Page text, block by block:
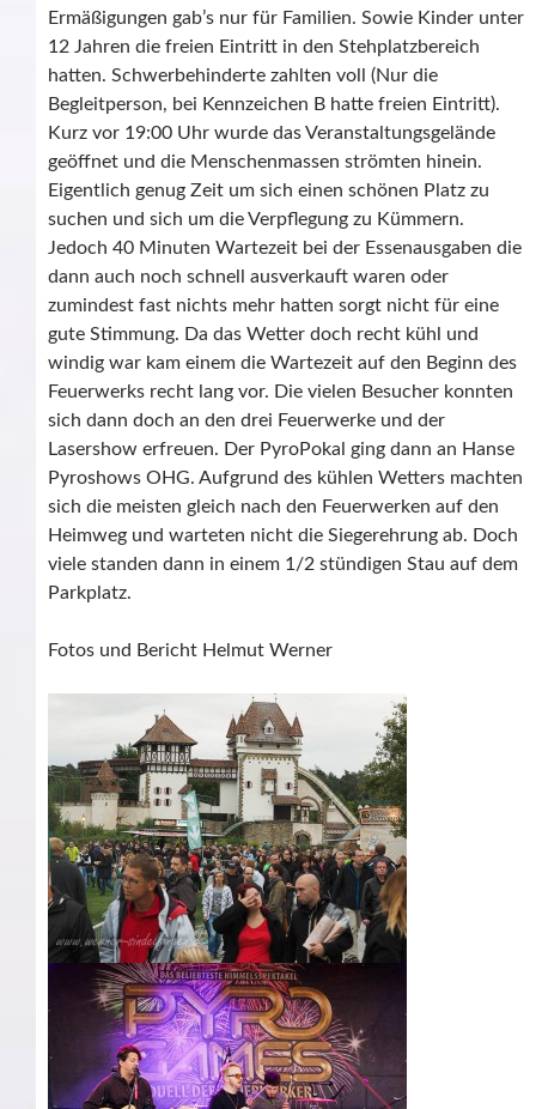
Ermäßigungen gab’s nur für Familien. Sowie Kinder unter
12 Jahren die freien Eintritt in den Stehplatzbereich
hatten. Schwerbehinderte zahlten voll (Nur die
Begleitperson, bei Kennzeichen B hatte freien Eintritt).
Kurz vor 19:00 Uhr wurde das Veranstaltungsgelände
geöffnet und die Menschenmassen strömten hinein.
Eigentlich genug Zeit um sich einen schönen Platz zu
suchen und sich um die Verpflegung zu Kümmern.
Jedoch 40 Minuten Wartezeit bei der Essenausgaben die
dann auch noch schnell ausverkauft waren oder
zumindest fast nichts mehr hatten sorgt nicht für eine
gute Stimmung. Da das Wetter doch recht kühl und
windig war kam einem die Wartezeit auf den Beginn des
Feuerwerks recht lang vor. Die vielen Besucher konnten
sich dann doch an den drei Feuerwerke und der
Lasershow erfreuen. Der PyroPokal ging dann an Hanse
Pyroshows OHG. Aufgrund des kühlen Wetters machten
sich die meisten gleich nach den Feuerwerken auf den
Heimweg und warteten nicht die Siegerehrung ab. Doch
viele standen dann in einem 1/2 stündigen Stau auf dem
Parkplatz.
Fotos und Bericht Helmut Werner